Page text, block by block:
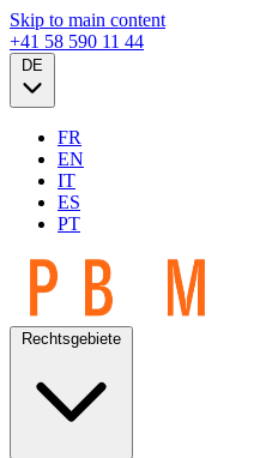
Skip to main content
+41 58 590 11 44
FR
EN
IT
ES
PT